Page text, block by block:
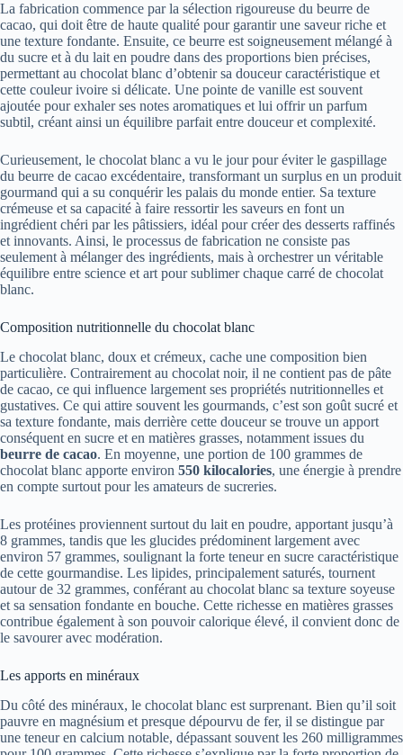
La fabrication commence par la sélection rigoureuse du beurre de
cacao, qui doit être de haute qualité pour garantir une saveur riche et
une texture fondante. Ensuite, ce beurre est soigneusement mélangé à
du sucre et à du lait en poudre dans des proportions bien précises,
permettant au chocolat blanc d’obtenir sa douceur caractéristique et
cette couleur ivoire si délicate. Une pointe de vanille est souvent
ajoutée pour exhaler ses notes aromatiques et lui offrir un parfum
subtil, créant ainsi un équilibre parfait entre douceur et complexité.
Curieusement, le chocolat blanc a vu le jour pour éviter le gaspillage
du beurre de cacao excédentaire, transformant un surplus en un produit
gourmand qui a su conquérir les palais du monde entier. Sa texture
crémeuse et sa capacité à faire ressortir les saveurs en font un
ingrédient chéri par les pâtissiers, idéal pour créer des desserts raffinés
et innovants. Ainsi, le processus de fabrication ne consiste pas
seulement à mélanger des ingrédients, mais à orchestrer un véritable
équilibre entre science et art pour sublimer chaque carré de chocolat
blanc.
Composition nutritionnelle du chocolat blanc
Le chocolat blanc, doux et crémeux, cache une composition bien
particulière. Contrairement au chocolat noir, il ne contient pas de pâte
de cacao, ce qui influence largement ses propriétés nutritionnelles et
gustatives. Ce qui attire souvent les gourmands, c’est son goût sucré et
sa texture fondante, mais derrière cette douceur se trouve un apport
conséquent en sucre et en matières grasses, notamment issues du
beurre de cacao. En moyenne, une portion de 100 grammes de
chocolat blanc apporte environ 550 kilocalories, une énergie à prendre
en compte surtout pour les amateurs de sucreries.
Les protéines proviennent surtout du lait en poudre, apportant jusqu’à
8 grammes, tandis que les glucides prédominent largement avec
environ 57 grammes, soulignant la forte teneur en sucre caractéristique
de cette gourmandise. Les lipides, principalement saturés, tournent
autour de 32 grammes, conférant au chocolat blanc sa texture soyeuse
et sa sensation fondante en bouche. Cette richesse en matières grasses
contribue également à son pouvoir calorique élevé, il convient donc de
le savourer avec modération.
Les apports en minéraux
Du côté des minéraux, le chocolat blanc est surprenant. Bien qu’il soit
pauvre en magnésium et presque dépourvu de fer, il se distingue par
une teneur en calcium notable, dépassant souvent les 260 milligrammes